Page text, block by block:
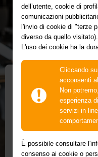
dell’utente, cookie di
comunicazioni
l'invio di cookie di "terze
diverso da quello visitato).
L'uso dei cookie ha la
Cliccando
acconsenti
Non
esperienza
servizi in
È possibile consultare
consenso ai cookie o
GP
Scegli la
Costruisci il